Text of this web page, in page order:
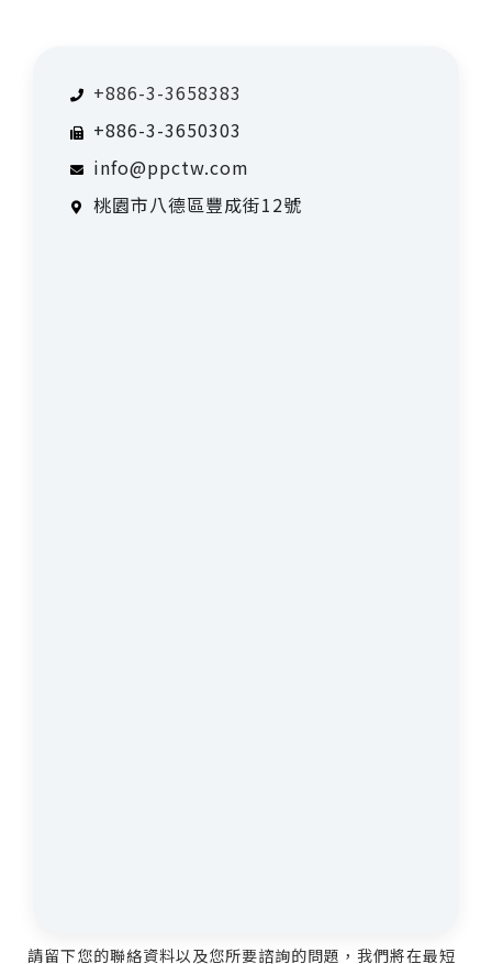
+886-3-3658383
+886-3-3650303
info@ppctw.com
桃園市八德區豐成街12號
請留下您的聯絡資料以及您所要諮詢的問題，我們將在最短